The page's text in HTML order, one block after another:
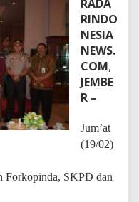
RADA
RINDO
NESIA
NEWS.
COM,
JEMBE
R –
Jum’at
(19/02)
Forkopinda, SKPD dan